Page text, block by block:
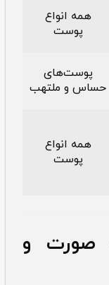
همه انواع
پوست
پوست‌های
حساس و ملتهب
همه انواع
پوست
صورت و